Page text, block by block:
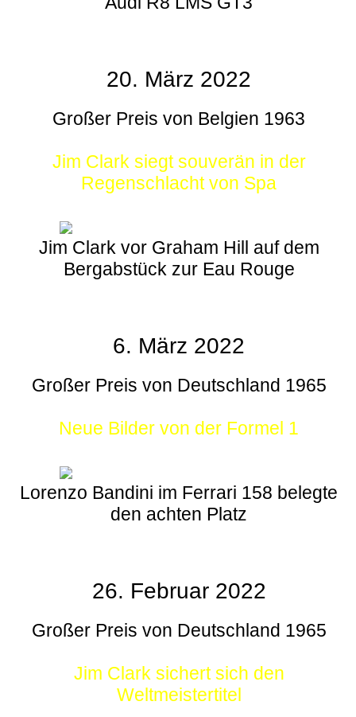
20. März 2022
Großer Preis von Belgien 1963
Jim Clark siegt souverän in der
Regenschlacht von Spa
Jim Clark vor Graham Hill auf dem
Bergabstück zur Eau Rouge
6. März 2022
Großer Preis von Deutschland 1965
Neue Bilder von der Formel 1
Lorenzo Bandini im Ferrari 158 belegte
den achten Platz
26. Februar 2022
Großer Preis von Deutschland 1965
Jim Clark sichert sich den
Weltmeistertitel